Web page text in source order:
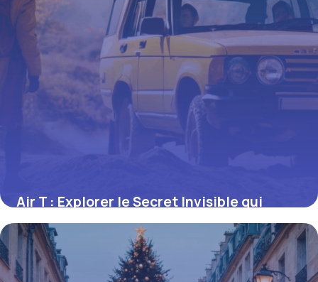
Air T : Explorer le Secret Invisible qui
Façonne Notre Vie
16 juin 2026